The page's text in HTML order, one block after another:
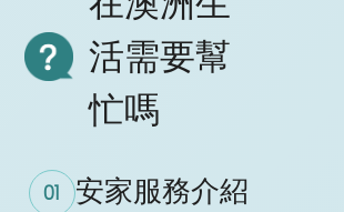
活需要幫
忙嗎
01 安家服務介紹